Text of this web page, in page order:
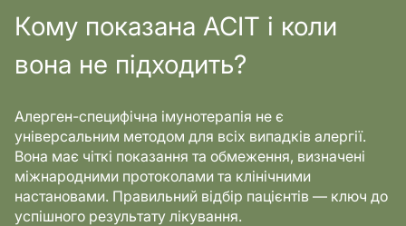
Кому показана АСІТ і коли
вона не підходить?
Алерген-специфічна імунотерапія не є
універсальним методом для всіх випадків алергії.
Вона має чіткі показання та обмеження, визначені
міжнародними протоколами та клінічними
настановами. Правильний відбір пацієнтів — ключ до
успішного результату лікування.